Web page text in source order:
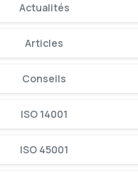
Actualités
Articles
Conseils
ISO 14001
ISO 45001